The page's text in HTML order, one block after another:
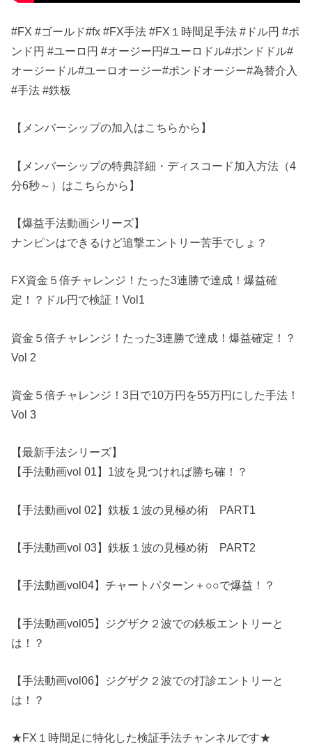
#FX #ゴールド#fx #FX手法 #FX１時間足手法 #ドル円 #ポ
ンド円 #ユーロ円 #オージー円#ユーロドル#ポンドドル#
オージードル#ユーロオージー#ポンドオージー#為替介入
#手法 #鉄板
【メンバーシップの加入はこちらから】
【メンバーシップの特典詳細・ディスコード加入方法（4
分6秒～）はこちらから】
【爆益手法動画シリーズ】
ナンピンはできるけど追撃エントリー苦手でしょ？
FX資金５倍チャレンジ！たった3連勝で達成！爆益確
定！？ドル円で検証！Vol1
資金５倍チャレンジ！たった3連勝で達成！爆益確定！？
Vol 2
資金５倍チャレンジ！3日で10万円を55万円にした手法！
Vol 3
【最新手法シリーズ】
【手法動画vol 01】1波を見つければ勝ち確！？
【手法動画vol 02】鉄板１波の見極め術 PART1
【手法動画vol 03】鉄板１波の見極め術 PART2
【手法動画vol04】チャートパターン＋○○で爆益！？
【手法動画vol05】ジグザク２波での鉄板エントリーと
は！？
【手法動画vol06】ジグザク２波での打診エントリーと
は！？
★FX１時間足に特化した検証手法チャンネルです★